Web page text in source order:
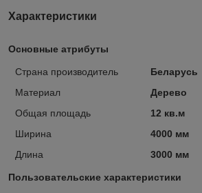
Характеристики
Основные атрибуты
Страна производитель
Беларусь
Материал
Дерево
Общая площадь
12 кв.м
Ширина
4000 мм
Длина
3000 мм
Пользовательские характеристики